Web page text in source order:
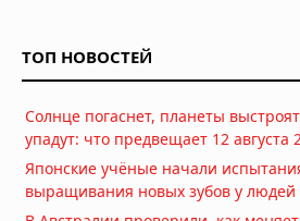
На Солнце
объясняющие
поведение
06.08.2026 в 09:26
ТОП НОВОСТЕЙ
Солнце погаснет, планеты
упадут: что предвещает 12 августа
Японские учёные начали
выращивания новых зубов у людей